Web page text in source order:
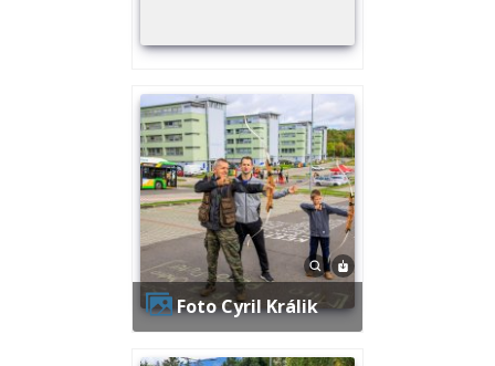
Foto Cyril Králik